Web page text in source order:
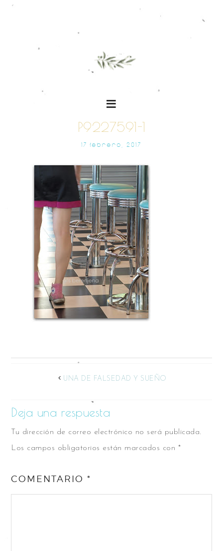
P9227591-1
17 FEBRERO, 2017
UNA DE FALSEDAD Y SUEÑO
Deja una respuesta
Tu dirección de correo electrónico no será publicada.
Los campos obligatorios están marcados con *
COMENTARIO*